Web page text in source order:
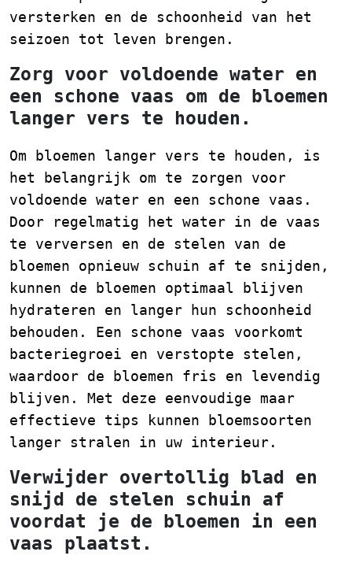
versterken en de schoonheid van het
seizoen tot leven brengen.
Zorg voor voldoende water en
een schone vaas om de bloemen
langer vers te houden.
Om bloemen langer vers te houden, is
het belangrijk om te zorgen voor
voldoende water en een schone vaas.
Door regelmatig het water in de vaas
te verversen en de stelen van de
bloemen opnieuw schuin af te snijden,
kunnen de bloemen optimaal blijven
hydrateren en langer hun schoonheid
behouden. Een schone vaas voorkomt
bacteriegroei en verstopte stelen,
waardoor de bloemen fris en levendig
blijven. Met deze eenvoudige maar
effectieve tips kunnen bloemsoorten
langer stralen in uw interieur.
Verwijder overtollig blad en
snijd de stelen schuin af
voordat je de bloemen in een
vaas plaatst.